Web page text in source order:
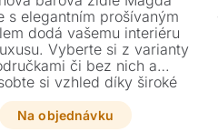
s elegantním prošívaným
dodá vašemu interiéru
Vyberte si z varianty
či bez nich a
si vzhled díky široké
dřevěných nohou a
prémiových kůží.
Na objednávku